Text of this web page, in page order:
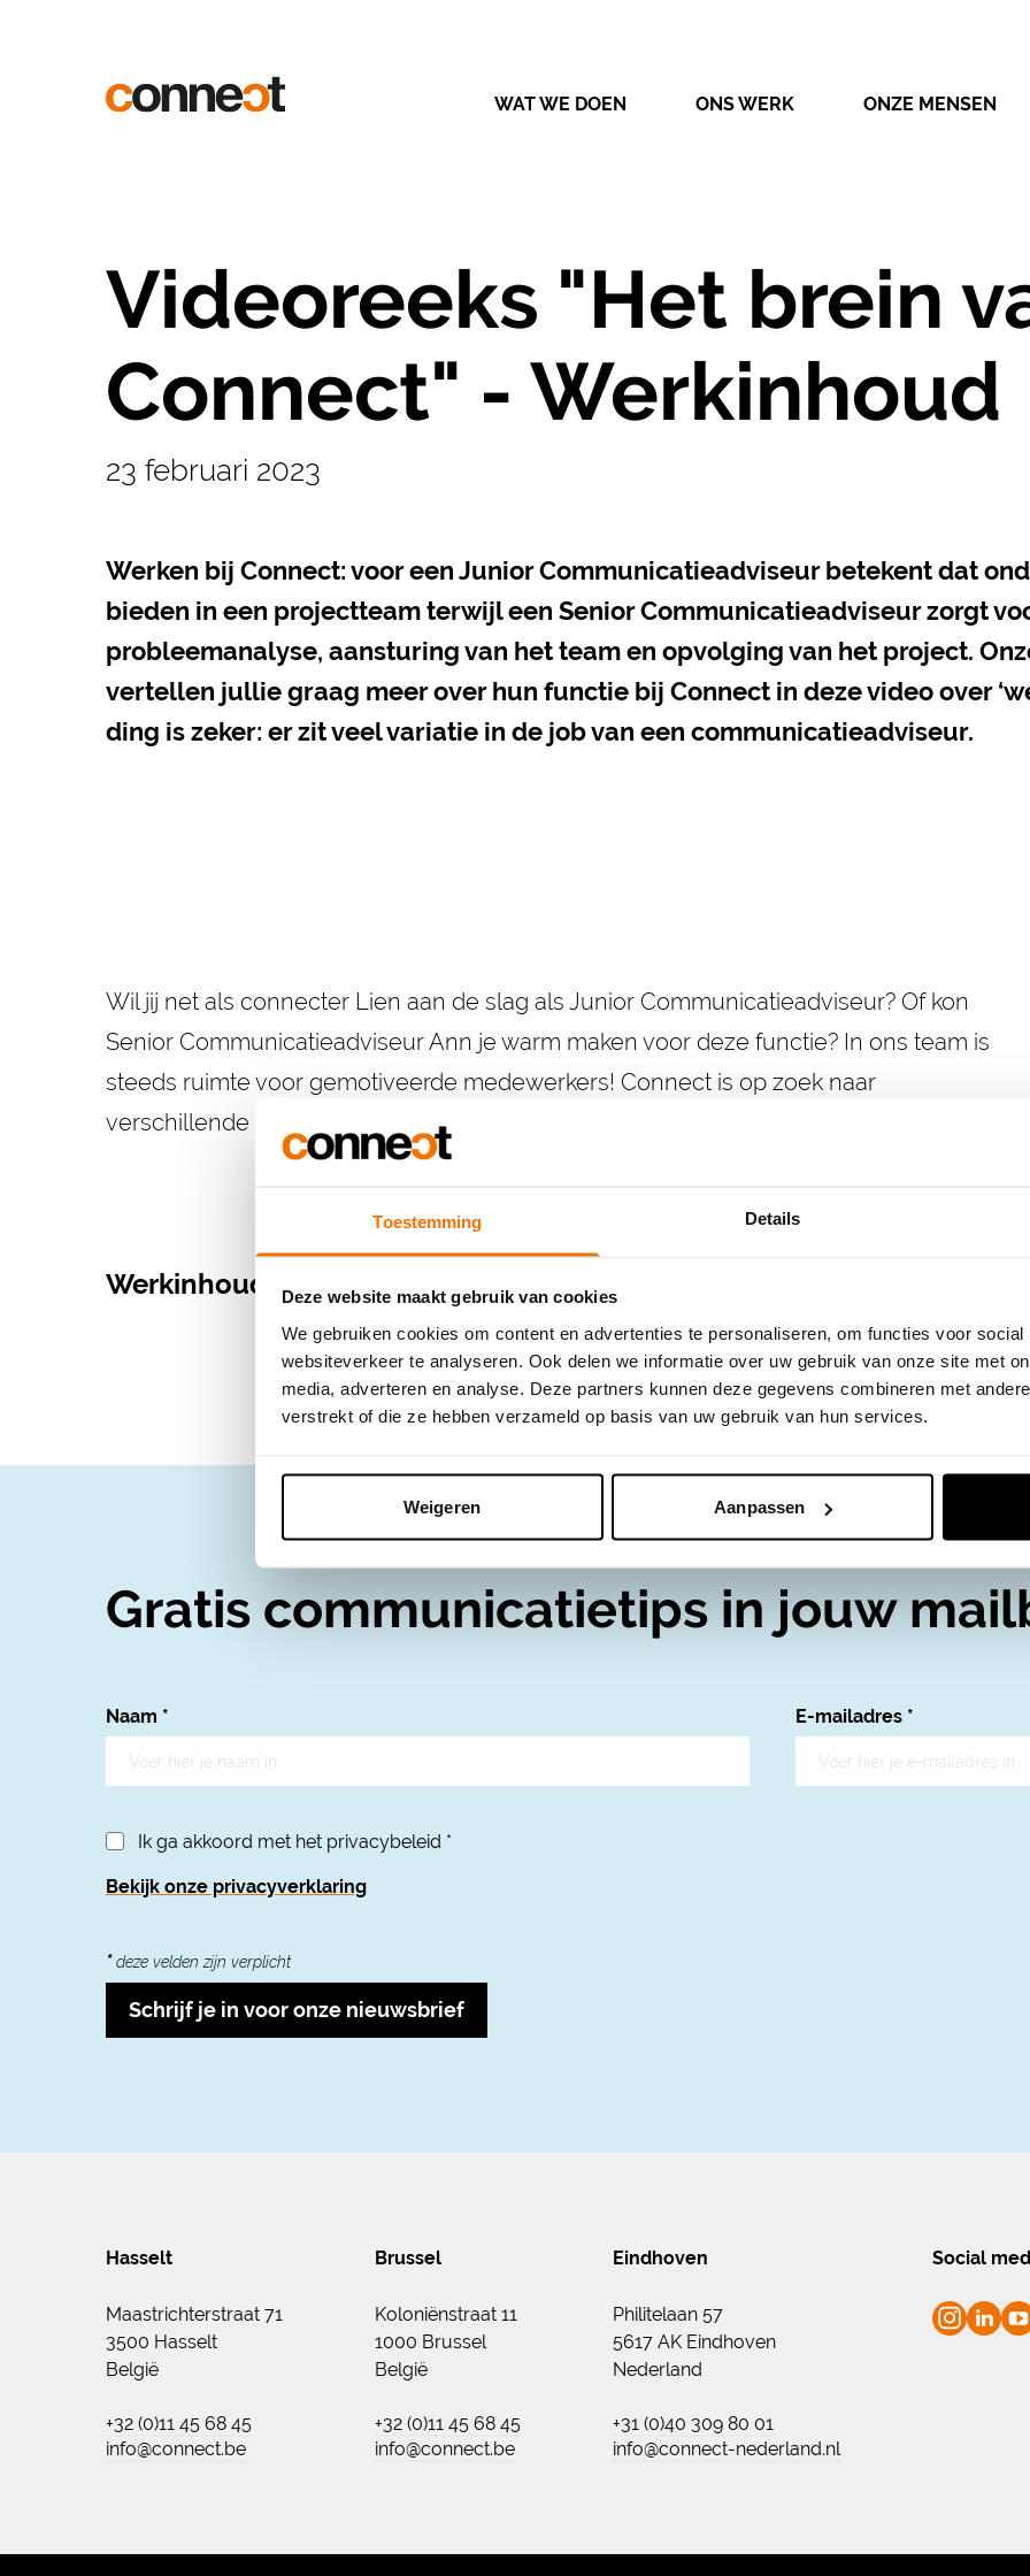
Toestemming Details
Deze website maakt gebruik van cookies
We gebruiken cookies om content en advertenties te personaliseren, om functies voor
websiteverkeer te analyseren. Ook delen we informatie over uw gebruik van onze site met
media, adverteren en analyse. Deze partners kunnen deze gegevens combineren met
verstrekt of die ze hebben verzameld op basis van uw gebruik van hun services.
Weigeren Aanpassen
WAT WE DOEN ONS WERK ONZE MENSEN
Videoreeks "Het brein
Connect" - Werkinhoud
23 februari 2023
Werken bij Connect: voor een Junior Communicatieadviseur betekent dat
bieden in een projectteam terwijl een Senior Communicatieadviseur zorgt
probleemanalyse, aansturing van het team en opvolging van het project.
vertellen jullie graag meer over hun functie bij Connect in deze video over
ding is zeker: er zit veel variatie in de job van een communicatieadviseur.
Wil jij net als connecter Lien aan de slag als Junior Communicatieadviseur? Of kon
Senior Communicatieadviseur Ann je warm maken voor deze functie? In ons team is
steeds ruimte voor gemotiveerde medewerkers! Connect is op zoek naar
verschillende functieprofielen. Neem dus snel een kijkje op onze vacaturepagina.
Werkinhoud
Gratis communicatietips in jouw
Naam * E-mailadres *
Ik ga akkoord met het privacybeleid *
Bekijk onze privacyverklaring
*deze velden zijn verplicht
Schrijf je in voor onze nieuwsbrief
Hasselt
Maastrichterstraat 71
3500 Hasselt
België
+32 (0)11 45 68 45
info@connect.be
Brussel
Koloniënstraat 11
1000 Brussel
België
+32 (0)11 45 68 45
info@connect.be
Eindhoven
Philitelaan 57
5617 AK Eindhoven
Nederland
+31 (0)40 309 80 01
info@connect-nederland.nl
Social